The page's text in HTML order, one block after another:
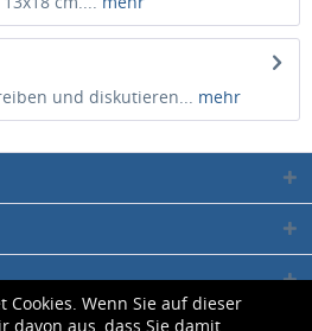
Cookies. Wenn Sie auf dieser
davon aus, dass Sie damit
und diskutieren... mehr